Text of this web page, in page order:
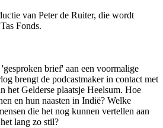
van Peter de Ruiter, die wordt
Fonds.
brief' aan een voormalige
brengt de podcastmaker in contact met
het Gelderse plaatsje Heelsum. Hoe
en hun naasten in Indië? Welke
die het nog kunnen vertellen aan
lang zo stil?